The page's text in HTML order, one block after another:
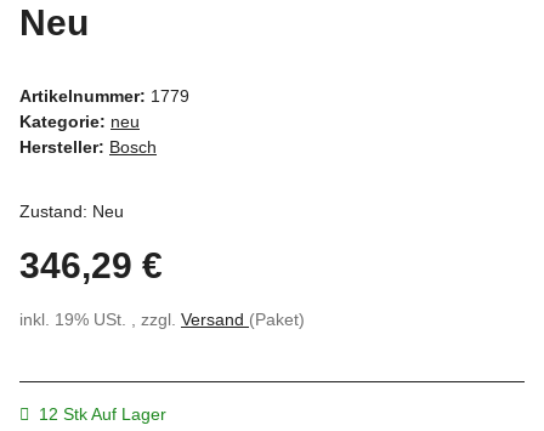
Neu
Artikelnummer: 1779
Kategorie: neu
Hersteller: Bosch
Zustand: Neu
346,29 €
inkl. 19% USt. , zzgl. Versand (Paket)
12 Stk Auf Lager